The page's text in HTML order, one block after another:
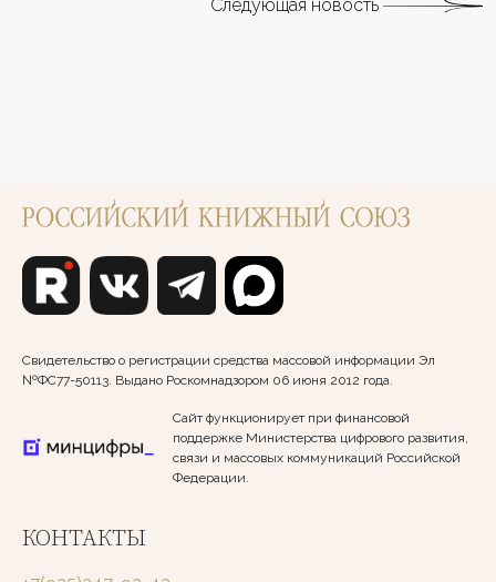
Следующая новость
Свидетельство о регистрации средства массовой информации Эл
№ФС77-50113. Выдано Роскомнадзором 06 июня 2012 года.
Сайт функционирует при финансовой
поддержке Министерства цифрового развития,
связи и массовых коммуникаций Российской
Федерации.
КОНТАКТЫ